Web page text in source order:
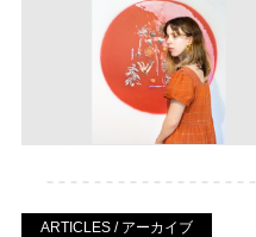
ARTICLES / アーカイブ